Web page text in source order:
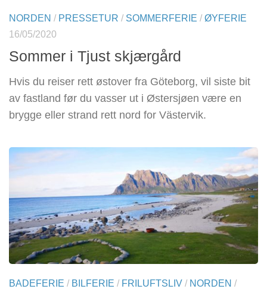
NORDEN / PRESSETUR / SOMMERFERIE / ØYFERIE
16/05/2020
Sommer i Tjust skjærgård
Hvis du reiser rett østover fra Göteborg, vil siste bit
av fastland før du vasser ut i Østersjøen være en
brygge eller strand rett nord for Västervik.
BADEFERIE / BILFERIE / FRILUFTSLIV / NORDEN /